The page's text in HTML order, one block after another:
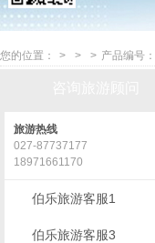
您的位置： > > > 产品编号：
旅游热线
027-87737177
18971661170
伯乐旅游客服1
伯乐旅游客服3